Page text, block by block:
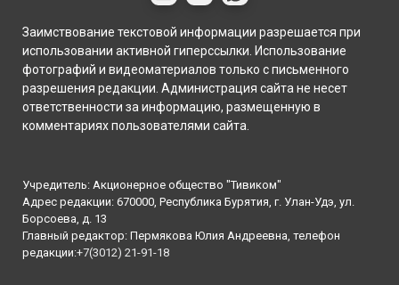
Заимствование текстовой информации разрешается при
использовании активной гиперссылки. Использование
фотографий и видеоматериалов только с письменного
разрешения редакции. Администрация сайта не несет
ответственности за информацию, размещенную в
комментариях пользователями сайта.
Учредитель: Акционерное общество "Тивиком"
Адрес редакции: 670000, Республика Бурятия, г. Улан-Удэ, ул.
Борсоева, д. 13
Главный редактор: Пермякова Юлия Андреевна, телефон
редакции:+7(3012) 21-91-18